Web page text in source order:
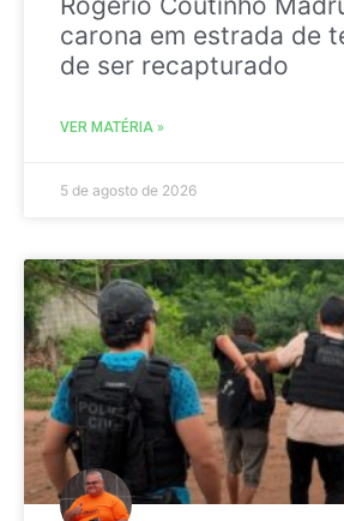
carona em estrada de
de ser recapturado
VER MATÉRIA »
5 de agosto de 2026